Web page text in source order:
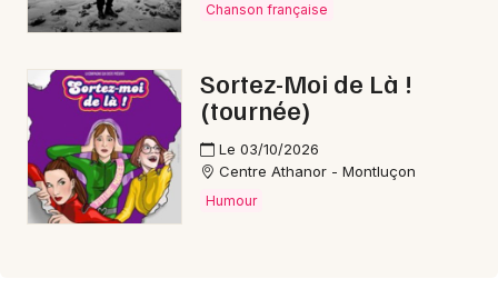
Choisir mes départements
Mon email
Je m'abonne
Chanson française
Sortez-Moi de Là !
(tournée)
Le 03/10/2026
Centre Athanor - Montluçon
Humour